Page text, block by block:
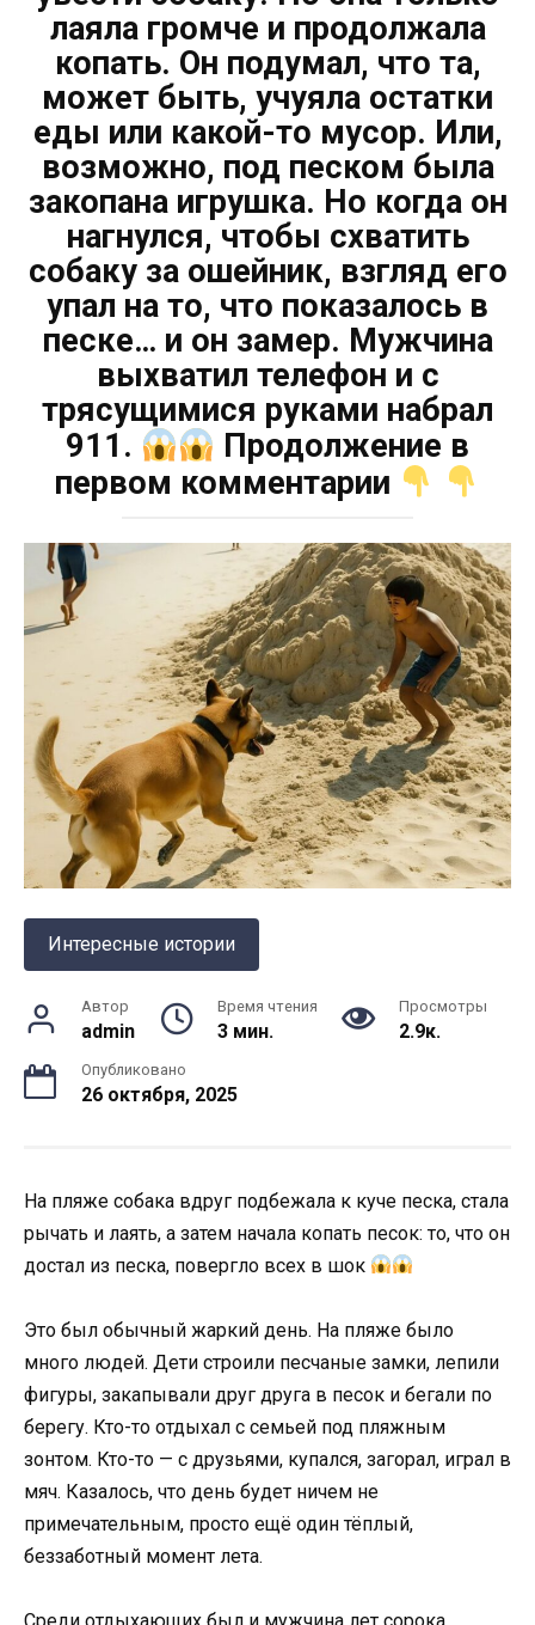
лаяла громче и продолжала
копать. Он подумал, что та,
может быть, учуяла остатки
еды или какой-то мусор. Или,
возможно, под песком была
закопана игрушка. Но когда он
нагнулся, чтобы схватить
собаку за ошейник, взгляд его
упал на то, что показалось в
песке… и он замер. Мужчина
выхватил телефон и с
трясущимися руками набрал
911.
Продолжение в
первом комментарии
Интересные истории
Автор
admin
Время чтения
3 мин.
Просмотры
2.9к.
Опубликовано
26 октября, 2025
На пляже собака вдруг подбежала к куче песка, стала
рычать и лаять, а затем начала копать песок: то, что он
достал из песка, повергло всех в шок
Это был обычный жаркий день. На пляже было
много людей. Дети строили песчаные замки, лепили
фигуры, закапывали друг друга в песок и бегали по
берегу. Кто-то отдыхал с семьей под пляжным
зонтом. Кто-то — с друзьями, купался, загорал, играл в
мяч. Казалось, что день будет ничем не
примечательным, просто ещё один тёплый,
беззаботный момент лета.